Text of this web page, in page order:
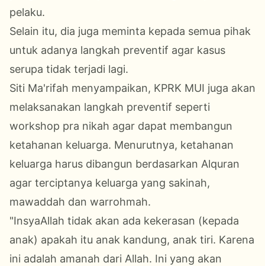
pelaku.
Selain itu, dia juga meminta kepada semua pihak
untuk adanya langkah preventif agar kasus
serupa tidak terjadi lagi.
Siti Ma'rifah menyampaikan, KPRK MUI juga akan
melaksanakan langkah preventif seperti
workshop pra nikah agar dapat membangun
ketahanan keluarga. Menurutnya, ketahanan
keluarga harus dibangun berdasarkan Alquran
agar terciptanya keluarga yang sakinah,
mawaddah dan warrohmah.
"InsyaAllah tidak akan ada kekerasan (kepada
anak) apakah itu anak kandung, anak tiri. Karena
ini adalah amanah dari Allah. Ini yang akan